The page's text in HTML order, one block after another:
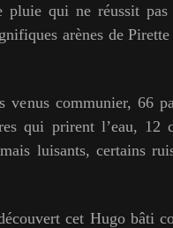
pluie qui ne réussit
arènes de
venus communier, 66
qui prirent l’eau, 12
luisants, certains
cet Hugo bâti